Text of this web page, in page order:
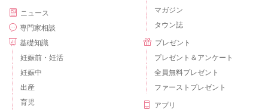
ニュース
専門家相談
基礎知識
妊娠前・妊活
妊娠中
出産
育児
マガジン
タウン誌
プレゼント
プレゼント＆アンケート
全員無料プレゼント
ファーストプレゼント
アプリ